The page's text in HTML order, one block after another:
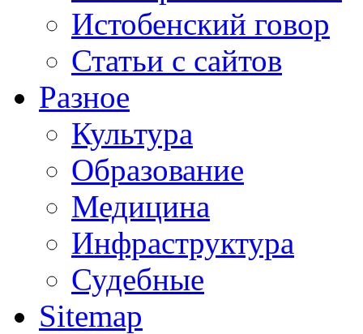
Истобенский говор
Статьи с сайтов
Разное
Культура
Образование
Медицина
Инфраструктура
Судебные
Sitemap